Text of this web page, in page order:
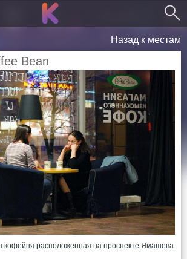
Назад к местам
Bean
кофейня расположенная на проспекте Ямашева